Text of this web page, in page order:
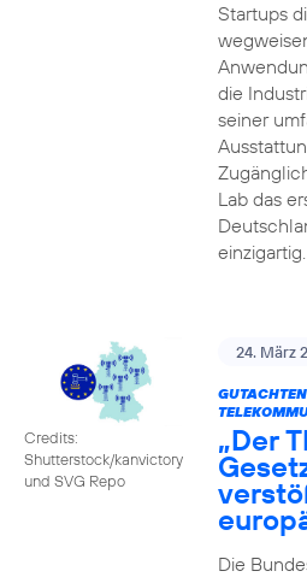
Startups
die
seiner
Lab das
einzigartig.
Credits:
Shutterstock/kanvictory
und SVG Repo
24. März
„Der
Die